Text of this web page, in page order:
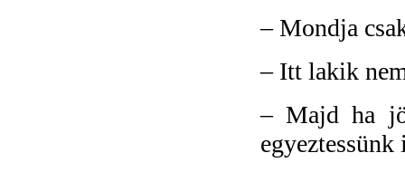
–Mondja
– Itt lakik
–Majd ha